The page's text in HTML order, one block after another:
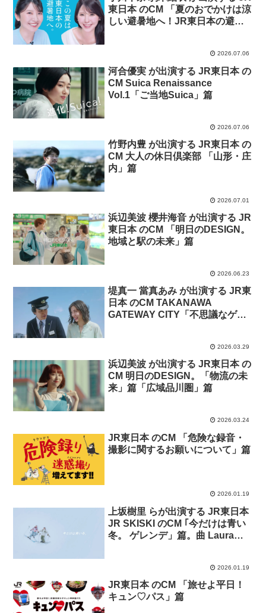
東日本 のCM 「夏のおでかけは涼
しい避暑地へ！JR東日本の避暑
2026.07.06
河合優実 が出演する JR東日本 の
CM Suica Renaissance
Vol.1「ご当地Suica」篇
2026.07.06
竹野内豊 が出演する JR東日本 の
CM 大人の休日倶楽部 「山形・庄
内」篇
2026.07.01
浜辺美波 櫻井海音 が出演する JR
東日本 のCM 「明日のDESIGN。
地域と駅の未来」篇
2026.06.23
堤真一 當真あみ が出演する JR東
日本 のCM TAKANAWA
GATEWAY CITY「不思議なゲー
2026.03.29
浜辺美波 が出演する JR東日本 の
CM 明日のDESIGN。「物流の未
来」篇「広域品川圏」篇
2026.03.24
JR東日本 のCM 「危険な録音・
撮影に関するお願いについて」篇
2026.01.19
上坂樹里 らが出演する JR東日本
JR SKISKI のCM ｢今だけは青い
冬。 ゲレンデ」篇。曲 Laura
2026.01.19
JR東日本 のCM 「旅せよ平日！
キュン♡パス」篇